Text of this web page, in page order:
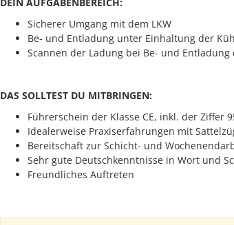
Sicherer Umgang mit dem LKW
Be- und Entladung unter Einhaltung der
Scannen der Ladung bei Be- und Entladung
DAS SOLLTEST DU MITBRINGEN:
Führerschein der Klasse CE, inkl. der Ziffer
Idealerweise Praxiserfahrungen mit
Bereitschaft zur Schicht- und
Sehr gute Deutschkenntnisse in Wort und
Freundliches Auftreten